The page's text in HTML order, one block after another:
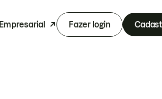
Empresarial Fazer login